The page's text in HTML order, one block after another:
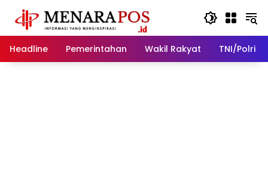
konten
Headline
Pemerintahan Wakil Rakyat TNI/Polri